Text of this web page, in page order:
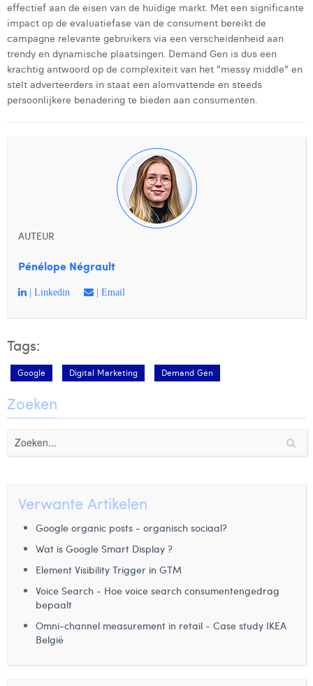
effectief aan de eisen van de huidige markt. Met een significante
impact op de evaluatiefase van de consument bereikt de
campagne relevante gebruikers via een verscheidenheid aan
trendy en dynamische plaatsingen. Demand Gen is dus een
krachtig antwoord op de complexiteit van het "messy middle" en
stelt adverteerders in staat een alomvattende en steeds
persoonlijkere benadering te bieden aan consumenten.
AUTEUR
Pénélope Négrault
| Linkedin | Email
Tags:
Google Digital Marketing Demand Gen
Zoeken
Verwante Artikelen
Google organic posts - organisch sociaal?
Wat is Google Smart Display ?
Element Visibility Trigger in GTM
Voice Search - Hoe voice search consumentengedrag
bepaalt
Omni-channel measurement in retail - Case study IKEA
België